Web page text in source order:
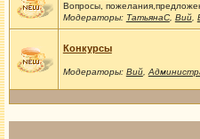
Вопросы,
Модераторы: ТатьянаС, Вий,
Конкурсы
Модераторы: Вий,